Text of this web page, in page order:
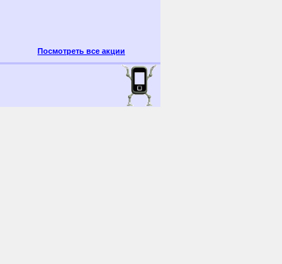
Посмотреть все акции